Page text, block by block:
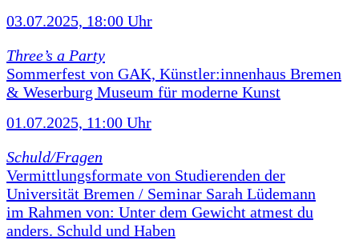
03.07.2025, 18:00 Uhr
Three’s a Party
Sommerfest von GAK, Künstler:innenhaus Bremen
& Weserburg Museum für moderne Kunst
01.07.2025, 11:00 Uhr
Schuld/Fragen
Vermittlungsformate von Studierenden der
Universität Bremen / Seminar Sarah Lüdemann
im Rahmen von: Unter dem Gewicht atmest du
anders. Schuld und Haben